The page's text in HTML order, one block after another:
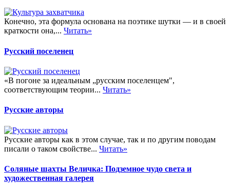
Конечно, эта формула основана на поэтике шутки — и в своей
краткости она,... Читать»
Русский поселенец
«В погоне за идеальным „русским поселенцем",
соответствующим теории... Читать»
Русские авторы
Русские авторы как в этом случае, так и по другим поводам
писали о таком свойстве... Читать»
Соляные шахты Величка: Подземное чудо света и
художественная галерея